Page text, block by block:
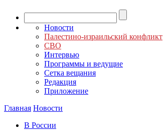
Новости
Палестино-израильский конфликт
СВО
Интервью
Программы и ведущие
Сетка вещания
Редакция
Приложение
Главная Новости
В России